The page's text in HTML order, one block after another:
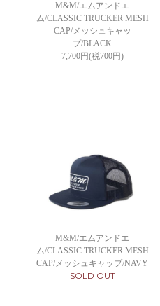
M&M/エムアンドエ
ム/CLASSIC TRUCKER MESH
CAP/メッシュキャッ
プ/BLACK
7,700円(税700円)
M&M/エムアンドエ
ム/CLASSIC TRUCKER MESH
CAP/メッシュキャップ/NAVY
SOLD OUT